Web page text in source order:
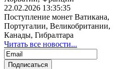
22.02.2026 13:35:35
Поступление монет Ватикана,
Португалии, Великобритании,
Канады, Гибралтара
Читать все новости...